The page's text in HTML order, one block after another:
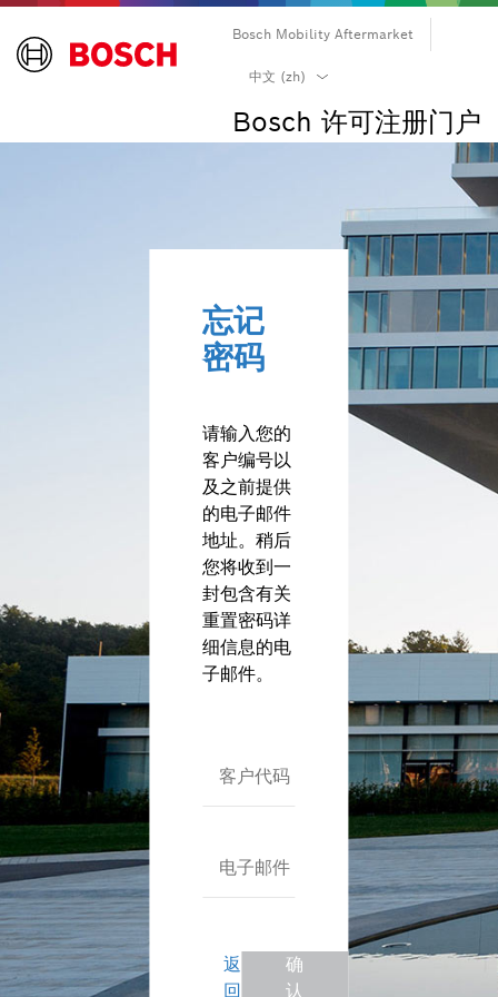
Bosch Mobility Aftermarket
中文 (zh)
dansk (da)
Deutsch (de)
English (en)
español (es)
suomi (fi)
français (fr)
hrvatski (hr)
magyar (hu)
italiano (it)
日本語 (ja)
română (ro)
русский (ru)
Türkçe (tr)
中文 (zh)
Bosch 许可注册门户
忘记
密码
请输入您的
客户编号以
及之前提供
的电子邮件
地址。稍后
您将收到一
封包含有关
重置密码详
细信息的电
子邮件。
客户代码
电子邮件
返
回
确
认